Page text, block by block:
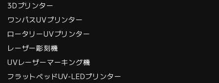
3Dプリンター
ワンパスUVプリンター
ロータリーUVプリンター
レーザー彫刻機
UVレーザーマーキング機
フラットベッドUV-LEDプリンター